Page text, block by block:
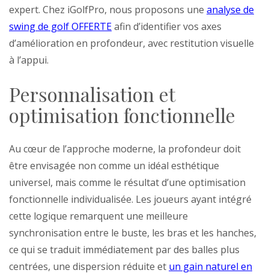
expert. Chez iGolfPro, nous proposons une analyse de
swing de golf OFFERTEafin d’identifier vos axes
d’amélioration en profondeur, avec restitution visuelle
à l’appui.
Personnalisation et
optimisation fonctionnelle
Au cœur de l’approche moderne, la profondeur doit
être envisagée non comme un idéal esthétique
universel, mais comme le résultat d’une optimisation
fonctionnelle individualisée. Les joueurs ayant intégré
cette logique remarquent une meilleure
synchronisation entre le buste, les bras et les hanches,
ce qui se traduit immédiatement par des balles plus
centrées, une dispersion réduite et un gain naturel en